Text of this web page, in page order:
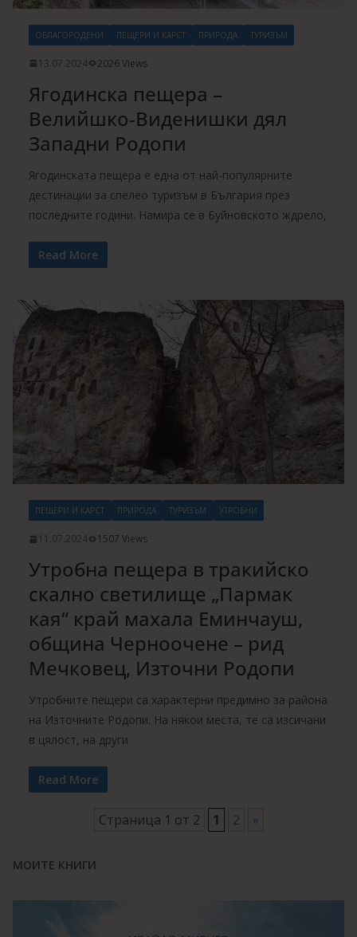
ОБЛАГОРОДЕНИ ПЕЩЕРИ И КАРСТ ПРИРОДА ТУРИЗЪМ
13.07.2024 2026 Views
Ягодинска пещера –
Велийшко-Виденишки дял
Западни Родопи
Ягодинската пещера е една от най-популярните
дестинации за спелео туризъм в България през
последните години. Намира се в Буйновското ждрело,
Read More
ПЕЩЕРИ И КАРСТ ПРИРОДА ТУРИЗЪМ УТРОБНИ
11.07.2024 1507 Views
Утробна пещера в тракийско
скално светилище „Пармак
кая“ край махала Еминчауш,
община Черноочене – рид
Мечковец, Източни Родопи
Утробните пещери са характерни предимно за района
на Източните Родопи. На някои места, те са изсичани
в цялост, на други
Read More
Страница 1 от 2 1 2 »
МОИТЕ КНИГИ